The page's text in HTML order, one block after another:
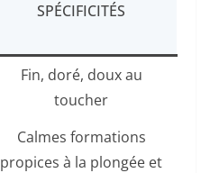
SPÉCIFICITÉS
Fin, doré, doux au
toucher
Calmes formations
propices à la plongée et